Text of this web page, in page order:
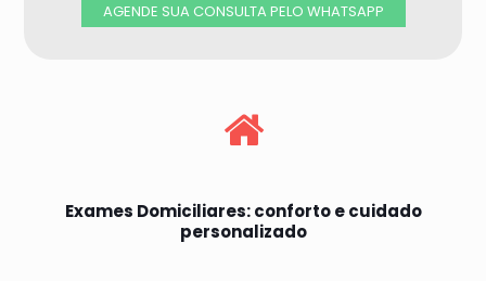
AGENDE SUA CONSULTA PELO WHATSAPP
Exames Domiciliares: conforto e cuidado
personalizado